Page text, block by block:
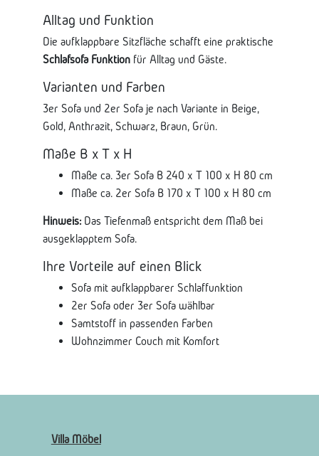
Alltag und Funktion
Die aufklappbare Sitzfläche schafft eine praktische
Schlafsofa Funktionfür Alltag und Gäste.
Varianten und Farben
3er Sofa und 2er Sofa je nach Variante in Beige,
Gold, Anthrazit, Schwarz, Braun, Grün.
Maße B x T x H
Maße ca. 3er Sofa B 240 x T 100 x H 80 cm
Maße ca. 2er Sofa B 170 x T 100 x H 80 cm
Hinweis:Das Tiefenmaß entspricht dem Maß bei
ausgeklapptem Sofa.
Ihre Vorteile auf einen Blick
Sofa mit aufklappbarer Schlaffunktion
2er Sofa oder 3er Sofa wählbar
Samtstoff in passenden Farben
Wohnzimmer Couch mit Komfort
Villa Möbel